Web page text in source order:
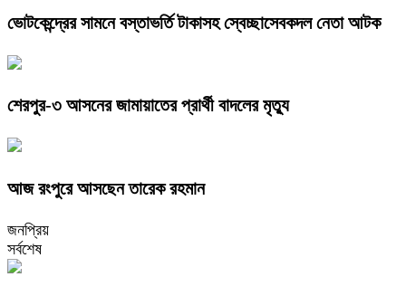
ভোটকেন্দ্রের সামনে বস্তাভর্তি টাকাসহ স্বেচ্ছাসেবকদল নেতা আটক
শেরপুর-৩ আসনের জামায়াতের প্রার্থী বাদলের মৃত্যু
আজ রংপুরে আসছেন তারেক রহমান
জনপ্রিয়
সর্বশেষ